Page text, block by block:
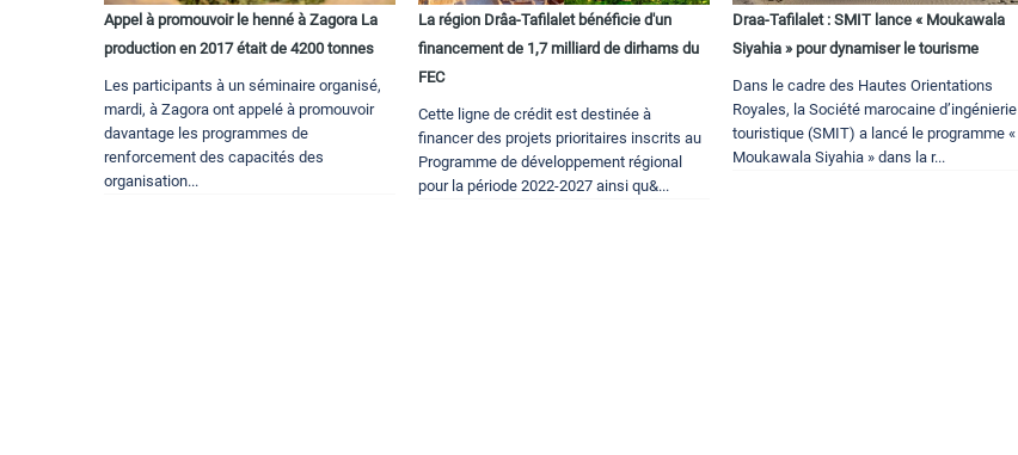
Appel à promouvoir le henné à Zagora La
production en 2017 était de 4200 tonnes
Les participants à un séminaire organisé,
mardi, à Zagora ont appelé à promouvoir
davantage les programmes de
renforcement des capacités des
organisation...
La région Drâa-Tafilalet bénéficie d'un
financement de 1,7 milliard de dirhams du
FEC
Cette ligne de crédit est destinée à
financer des projets prioritaires inscrits au
Programme de développement régional
pour la période 2022-2027 ainsi qu&...
Draa-Tafilalet : SMIT lance « Moukawala
Siyahia » pour dynamiser le tourisme
Dans le cadre des Hautes Orientations
Royales, la Société marocaine d’ingénierie
touristique (SMIT) a lancé le programme «
Moukawala Siyahia » dans la r...